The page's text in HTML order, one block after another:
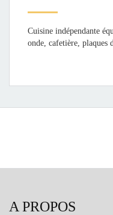
Cuisine indépendante
onde, cafetière, plaques
A PROPOS